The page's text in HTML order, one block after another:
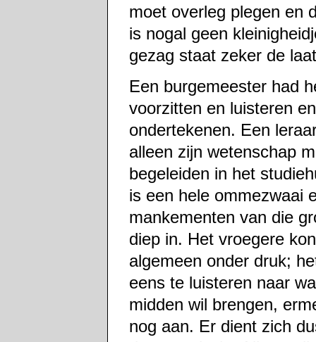
moet overleg plegen en
is nogal geen
gezag staat zeker de
Een burgemeester had
voorzitten en luisteren
ondertekenen. Een
alleen zijn wetenschap
begeleiden in het
is een hele ommezwaai
mankementen van die
diep in. Het vroegere
algemeen onder druk;
eens te luisteren naar
midden wil brengen,
nog aan. Er dient zich